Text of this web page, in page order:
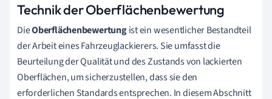
Technik der Oberflächenbewertung
DieOberflächenbewertungist ein wesentlicher Bestandteil
der Arbeit eines Fahrzeuglackierers. Sie umfasst die
Beurteilung der Qualität und des Zustands von lackierten
Oberflächen, um sicherzustellen, dass sie den
erforderlichen Standards entsprechen. In diesem Abschnitt